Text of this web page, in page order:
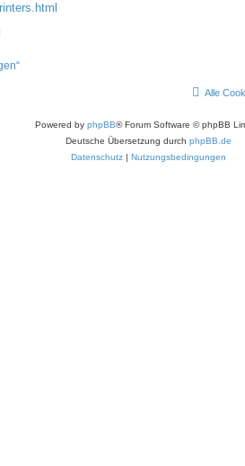
Alle
Powered by phpBB® Forum Software © phpBB
Deutsche Übersetzung durch phpBB.de
Datenschutz | Nutzungsbedingungen